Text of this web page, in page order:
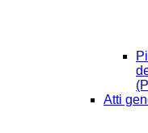
Atti